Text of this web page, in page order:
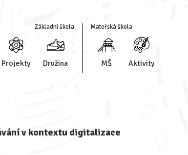
Základní škola
Projekty Družina
Mateřská škola
MŠ Aktivity
v kontextu digitalizace